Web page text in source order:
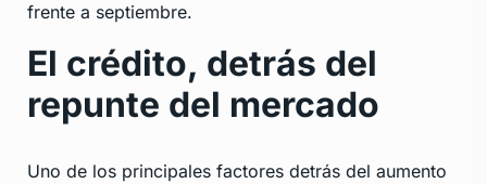
frente a septiembre.
El crédito, detrás del
repunte del mercado
Uno de los principales factores detrás del aumento